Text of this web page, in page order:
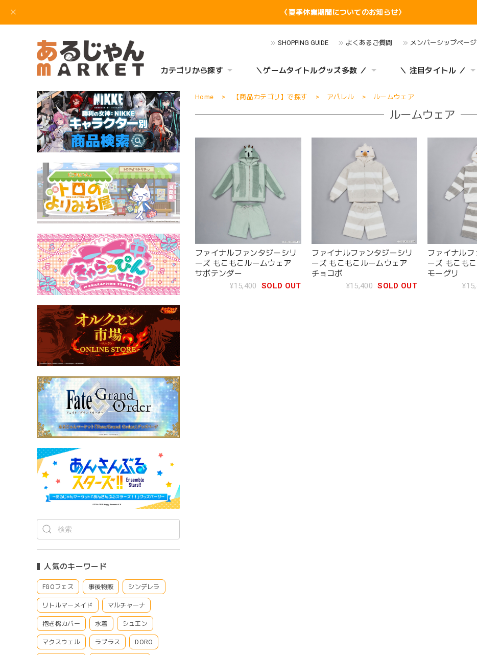
〈夏季休業期間についてのお知らせ〉
SHOPPING GUIDE よくあるご質問 メンバーシップページ
カテゴリから探す ＼ゲームタイトルグッズ多数 ／ ＼ 注目タイトル ／
人気のキーワード
FGOフェス 事後物販 シンデレラ
リトルマーメイド マルチャーナ
抱き枕カバー 水着 シュエン
マクスウェル ラプラス DORO
Home 【商品カテゴリ】で探す アパレル ルームウェア
ルームウェア
ファイナルファンタジーシリ
ーズ もこもこルームウェア
サボテンダー
¥15,400
SOLD OUT
ファイナルファンタジーシリ
ーズ もこもこルームウェア
チョコボ
¥15,400 SOLD OUT
ファイナルフ
ーズ もこも
モーグリ